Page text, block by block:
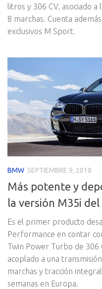
litros y 306 CV, asociado
8 marchas. Cuenta
exclusivos M Sport.
BMW SEPTIEMBRE 9, 2018
Más potente y
la versión M35i del
Es el primer producto
Performance en contar
Twin Power Turbo de 306
acoplado a una
marchas y tracción
semanas en Europa.